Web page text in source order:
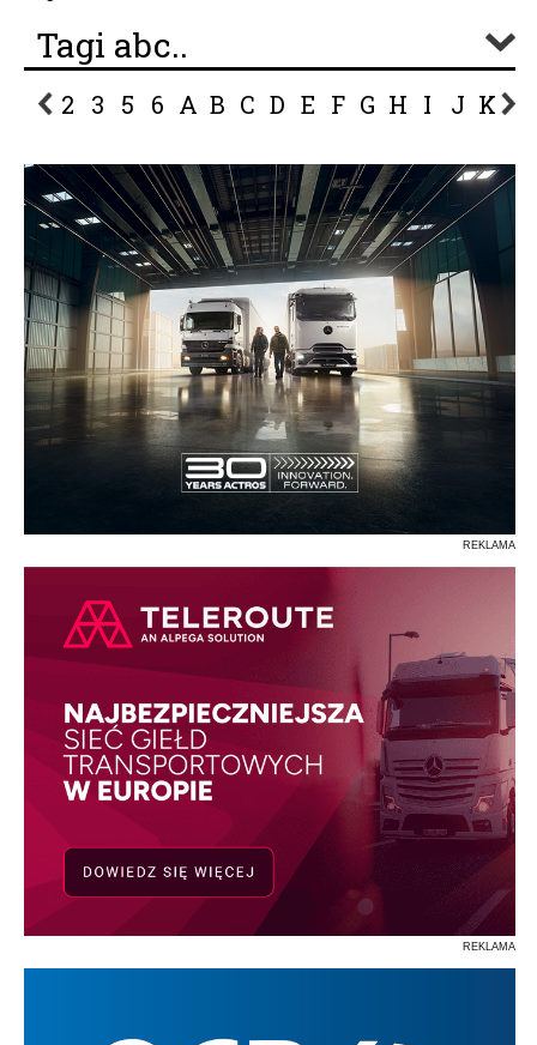
Tagi abc..
2 3 5 6 A B C D E F G H I J K L
REKLAMA
REKLAMA